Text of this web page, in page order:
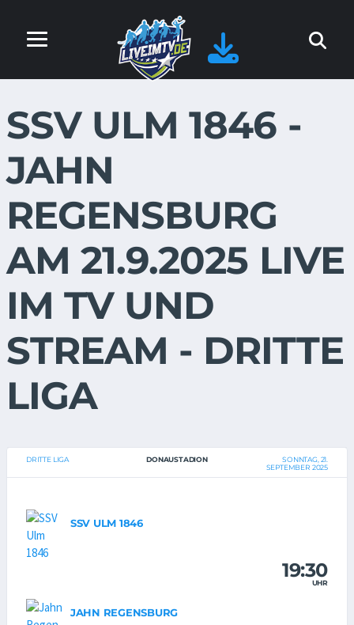
SSV ULM 1846 -
JAHN
REGENSBURG
AM 21.9.2025 LIVE
IM TV UND
STREAM - DRITTE
LIGA
DRITTE LIGA DONAUSTADION
SONNTAG, 21.
SEPTEMBER 2025
SSV ULM 1846
19:30
UHR
JAHN REGENSBURG